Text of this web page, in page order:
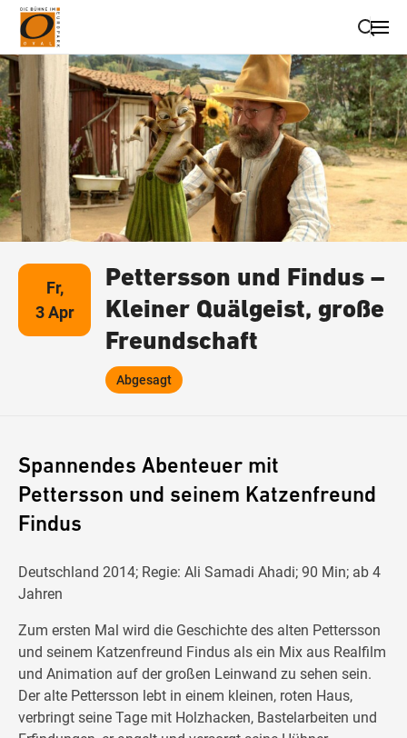
Suche schließen
Wegbeschreibung erhalten
Fr,
3 Apr
Pettersson und Findus –
Kleiner Quälgeist, große
Freundschaft
Abgesagt
Spannendes Abenteuer mit
Pettersson und seinem Katzenfreund
Findus​
Deutschland 2014; Regie: Ali Samadi Ahadi; 90 Min; ab 4
Jahren
Zum ersten Mal wird die Geschichte des alten Pettersson
und seinem Katzenfreund Findus als ein Mix aus Realfilm
und Animation auf der großen Leinwand zu sehen sein.
Der alte Pettersson lebt in einem kleinen, roten Haus,
verbringt seine Tage mit Holzhacken, Bastelarbeiten und